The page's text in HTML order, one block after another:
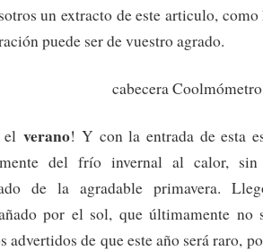
un extracto de este articulo,
puede ser de vuestro agrado.
elverano! Y con la entrada de esta
del frío invernal al calor, sin
de la agradable primavera.
por el sol, que últimamente no
advertidos de que este año será raro,